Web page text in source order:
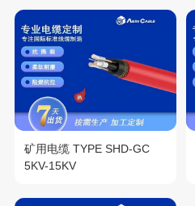
矿用电缆 TYPE SHD-GC
5KV-15KV